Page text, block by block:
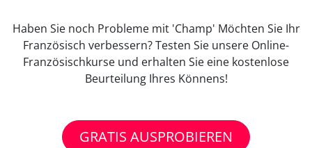
Haben Sie noch Probleme mit 'Champ' Möchten Sie Ihr
Französisch verbessern? Testen Sie unsere Online-
Französischkurse und erhalten Sie eine kostenlose
Beurteilung Ihres Könnens!
GRATIS AUSPROBIEREN